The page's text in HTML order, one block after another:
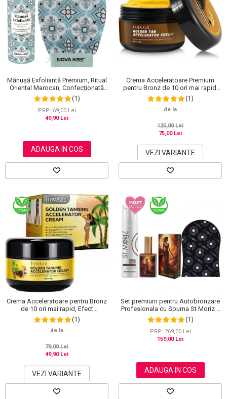
Mănușă Exfoliantă Premium, Ritual
Oriental Marocan, Confecționată
Manual, NOVA KISS®
(1)
PRP: 69,00 Lei
49,90 Lei
ADAUGA IN COS
Crema Acceleratoare Premium
pentru Bronz de 10 ori mai rapid,
Efect Intensificator, Ingrediente
100% Naturale, Frduga
(1)
de la
125,00 Lei
75,00 Lei
VEZI VARIANTE
Crema Acceleratoare pentru Bronz
de 10 ori mai rapid, Efect
Intensificator, Ingrediente 100%
Naturale, Frovetani, 100 g
(1)
de la
79,00 Lei
49,90 Lei
VEZI VARIANTE
Set premium pentru Autobronzare
Profesionala cu Spuma St Moriz x
200 ml, Ulei Stralucitor cu Sidef
Auriu NOVA KISS® x 50 ml si
Manusa
(1)
PRP: 269,00 Lei
159,00 Lei
ADAUGA IN COS